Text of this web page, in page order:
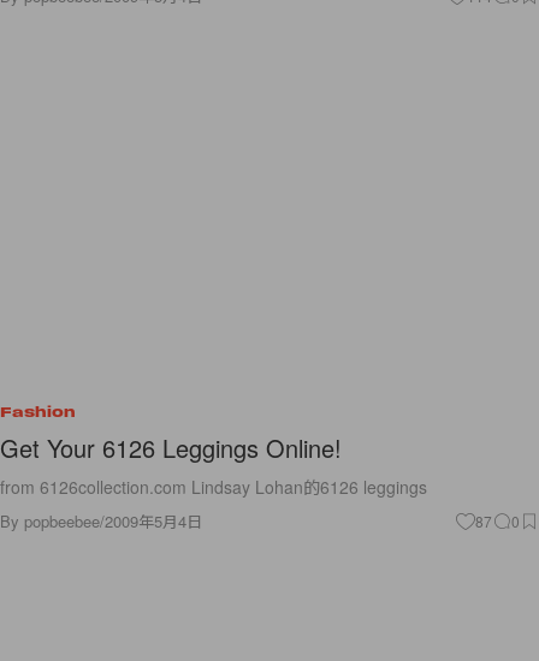
Fashion
Get Your 6126 Leggings Online!
from 6126collection.com Lindsay Lohan的6126 leggings
By popbeebee/2009年5月4日 87 0